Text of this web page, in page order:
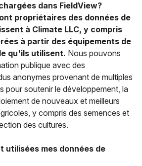
dans FieldView?
propriétaires des données de
à Climate LLC, y compris
à partir des équipements de
qu'ils utilisent. Nous pouvons
publique avec des
anonymes provenant de multiples
pour soutenir le développement, la
de nouveaux et meilleurs
y compris des semences et
des cultures.
utilisées mes données de